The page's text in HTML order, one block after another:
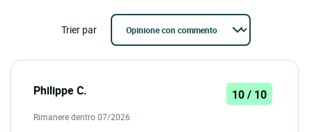
Trier par
Philippe C. 10 / 10
Rimanere dentro 07/2026